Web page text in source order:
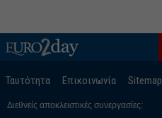
Ταυτότητα Επικοινωνία Sitemap
Διεθνείς αποκλειστικές συνεργασίες: